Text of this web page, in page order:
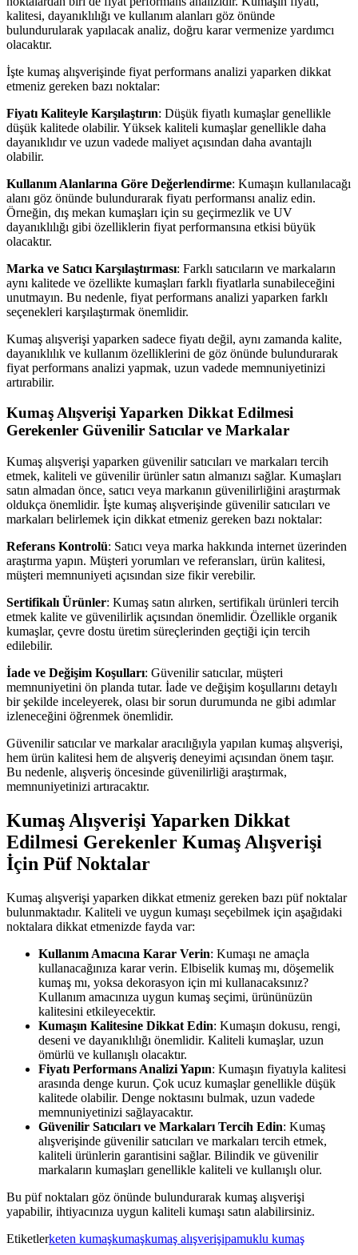
kalitesi, dayanıklılığı ve kullanım alanları göz önünde
bulundurularak yapılacak analiz, doğru karar vermenize yardımcı
olacaktır.
İşte kumaş alışverişinde fiyat performans analizi yaparken dikkat
etmeniz gereken bazı noktalar:
Fiyatı Kaliteyle Karşılaştırın: Düşük fiyatlı kumaşlar genellikle
düşük kalitede olabilir. Yüksek kaliteli kumaşlar genellikle daha
dayanıklıdır ve uzun vadede maliyet açısından daha avantajlı
olabilir.
Kullanım Alanlarına Göre Değerlendirme: Kumaşın kullanılacağı
alanı göz önünde bulundurarak fiyatı performansı analiz edin.
Örneğin, dış mekan kumaşları için su geçirmezlik ve UV
dayanıklılığı gibi özelliklerin fiyat performansına etkisi büyük
olacaktır.
Marka ve Satıcı Karşılaştırması: Farklı satıcıların ve markaların
aynı kalitede ve özellikte kumaşları farklı fiyatlarla sunabileceğini
unutmayın. Bu nedenle, fiyat performans analizi yaparken farklı
seçenekleri karşılaştırmak önemlidir.
Kumaş alışverişi yaparken sadece fiyatı değil, aynı zamanda kalite,
dayanıklılık ve kullanım özelliklerini de göz önünde bulundurarak
fiyat performans analizi yapmak, uzun vadede memnuniyetinizi
artırabilir.
Kumaş Alışverişi Yaparken Dikkat Edilmesi
Gerekenler Güvenilir Satıcılar ve Markalar
Kumaş alışverişi yaparken güvenilir satıcıları ve markaları tercih
etmek, kaliteli ve güvenilir ürünler satın almanızı sağlar. Kumaşları
satın almadan önce, satıcı veya markanın güvenilirliğini araştırmak
oldukça önemlidir. İşte kumaş alışverişinde güvenilir satıcıları ve
markaları belirlemek için dikkat etmeniz gereken bazı noktalar:
Referans Kontrolü: Satıcı veya marka hakkında internet üzerinden
araştırma yapın. Müşteri yorumları ve referansları, ürün kalitesi,
müşteri memnuniyeti açısından size fikir verebilir.
Sertifikalı Ürünler: Kumaş satın alırken, sertifikalı ürünleri tercih
etmek kalite ve güvenilirlik açısından önemlidir. Özellikle organik
kumaşlar, çevre dostu üretim süreçlerinden geçtiği için tercih
edilebilir.
İade ve Değişim Koşulları: Güvenilir satıcılar, müşteri
memnuniyetini ön planda tutar. İade ve değişim koşullarını detaylı
bir şekilde inceleyerek, olası bir sorun durumunda ne gibi adımlar
izleneceğini öğrenmek önemlidir.
Güvenilir satıcılar ve markalar aracılığıyla yapılan kumaş alışverişi,
hem ürün kalitesi hem de alışveriş deneyimi açısından önem taşır.
Bu nedenle, alışveriş öncesinde güvenilirliği araştırmak,
memnuniyetinizi artıracaktır.
Kumaş Alışverişi Yaparken Dikkat
Edilmesi Gerekenler Kumaş Alışverişi
İçin Püf Noktalar
Kumaş alışverişi yaparken dikkat etmeniz gereken bazı püf noktalar
bulunmaktadır. Kaliteli ve uygun kumaşı seçebilmek için aşağıdaki
noktalara dikkat etmenizde fayda var:
Kullanım Amacına Karar Verin: Kumaşı ne amaçla
kullanacağınıza karar verin. Elbiselik kumaş mı, döşemelik
kumaş mı, yoksa dekorasyon için mi kullanacaksınız?
Kullanım amacınıza uygun kumaş seçimi, ürününüzün
kalitesini etkileyecektir.
Kumaşın Kalitesine Dikkat Edin: Kumaşın dokusu, rengi,
deseni ve dayanıklılığı önemlidir. Kaliteli kumaşlar, uzun
ömürlü ve kullanışlı olacaktır.
Fiyatı Performans Analizi Yapın: Kumaşın fiyatıyla kalitesi
arasında denge kurun. Çok ucuz kumaşlar genellikle düşük
kalitede olabilir. Denge noktasını bulmak, uzun vadede
memnuniyetinizi sağlayacaktır.
Güvenilir Satıcıları ve Markaları Tercih Edin: Kumaş
alışverişinde güvenilir satıcıları ve markaları tercih etmek,
kaliteli ürünlerin garantisini sağlar. Bilindik ve güvenilir
markaların kumaşları genellikle kaliteli ve kullanışlı olur.
Bu püf noktaları göz önünde bulundurarak kumaş alışverişi
yapabilir, ihtiyacınıza uygun kaliteli kumaşı satın alabilirsiniz.
Etiketlerketen kumaşkumaşkumaş alışverişipamuklu kumaş